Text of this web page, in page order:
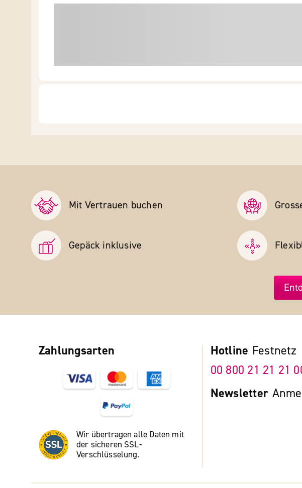
Mit Vertrauen buchen
Gepäck inklusive
Zahlungsarten
Wir übertragen alle Daten mit
der sicheren SSL-
Verschlüsselung.
Hotline Festnetz
00 800 21 21 21
Newsletter